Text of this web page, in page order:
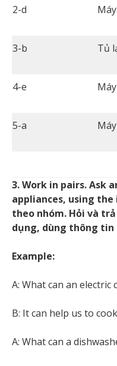
2-d
3-b
Tủ
4-e
5-a
3. Work in pairs. Ask
appliances, using
theo nhóm. Hỏi và
dụng, dùng thông tin
Example:
A: What can an electric
B: It can help us to
A: What can a